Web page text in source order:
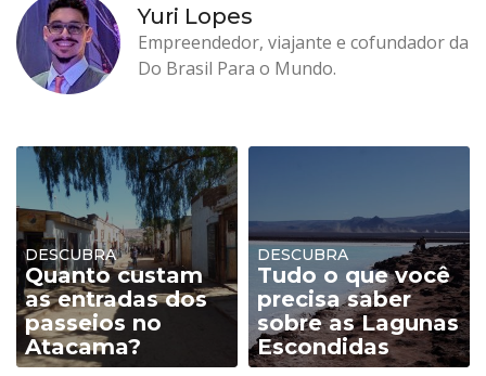
Yuri Lopes
Empreendedor, viajante e cofundador da
Do Brasil Para o Mundo.
DESCUBRA
Quanto custam
as entradas dos
passeios no
Atacama?
DESCUBRA
Tudo o que você
precisa saber
sobre as Lagunas
Escondidas